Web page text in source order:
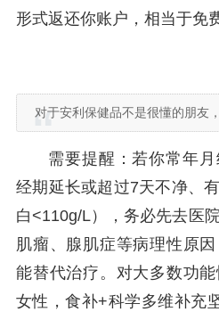
形式返还你账户，相当于免
对于安利保健品不是很懂的朋友
需要提醒：若你常年月
经期延长或超过7天不净、
白<110g/L），务必先去医
肌瘤、腺肌症等病理性原
能替代治疗。对大多数功
女性，食补+科学多维补充